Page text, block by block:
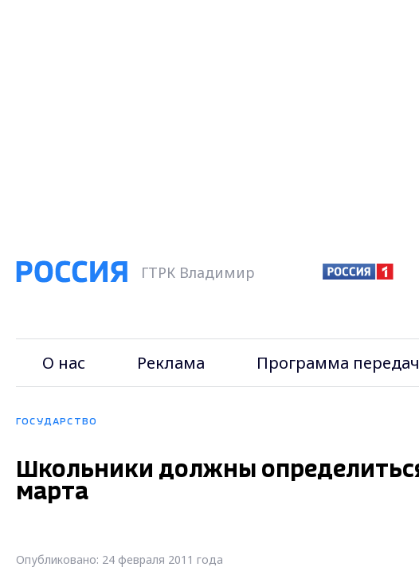
ГТРК Владимир
О нас Реклама Программа передач
ГОСУДАРСТВО
Школьники должны
марта
Опубликовано: 24 февраля 2011 года